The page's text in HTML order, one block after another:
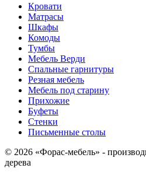
Кровати
Матрасы
Шкафы
Комоды
Тумбы
Мебель Верди
Спальные гарнитуры
Резная мебель
Мебель под старину
Прихожие
Буфеты
Стенки
Письменные столы
© 2026 «Форас-мебель» -
дерева